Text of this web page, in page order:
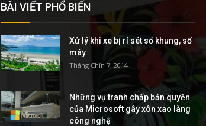
BÀI VIẾT PHỔ BIẾN
Xử lý khi xe bị rỉ sét số khung, số
máy
Tháng Chín 7, 2014
Những vụ tranh chấp bản quyền
của Microsoft gây xôn xao làng
công nghệ